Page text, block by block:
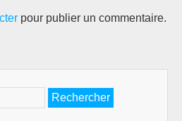
pour publier un commentaire.